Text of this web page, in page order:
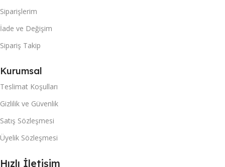
Siparişlerim
İade ve Değişim
Sipariş Takip
Kurumsal
Teslimat Koşulları
Gizlilik ve Güvenlik
Satış Sözleşmesi
Üyelik Sözleşmesi
Hızlı İletişim